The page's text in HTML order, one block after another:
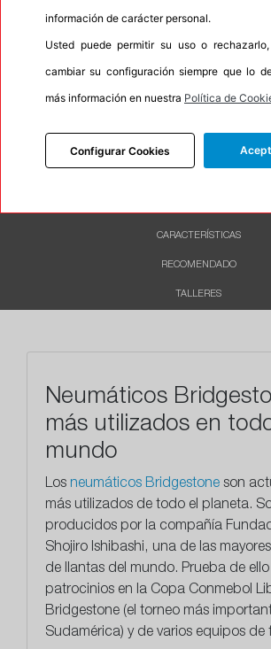
Etiqueta energética Información
CARACTERÍSTICAS
RECOMENDADO
TALLERES
Neumáticos
más utilizados en
mundo
Los neumáticos Bridgestone son
más utilizados de todo el planeta.
producidos por la compañía
Shojiro Ishibashi, una de las
de llantas del mundo. Prueba de
patrocinios en la Copa Conmebol
Bridgestone (el torneo más
Sudamérica) y de varios equipos de
información de carácter personal.
Usted puede permitir su uso o
cambiar su configuración siempre que lo
más información en nuestra Política de
Configurar Cookies